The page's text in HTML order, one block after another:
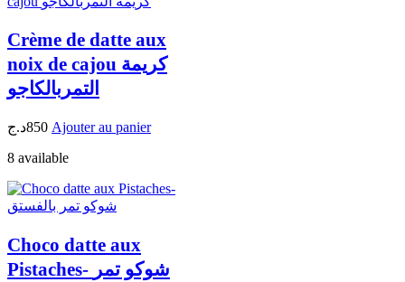
Crème de datte aux
noix de cajou كريمة
التمربالكاجو
850د.ج
Ajouter au panier
8 available
Choco datte aux
Pistaches- شوكو تمر